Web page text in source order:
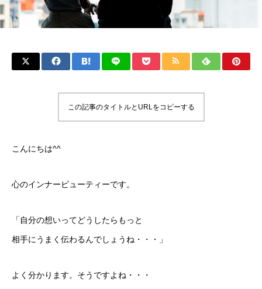
この記事のタイトルとURLをコピーする
こんにちは^^
心のインナービューティーです。
「自分の想いってどうしたらもっと
相手にうまく伝わるんでしょうね・・・」
よく分かります。そうですよね・・・